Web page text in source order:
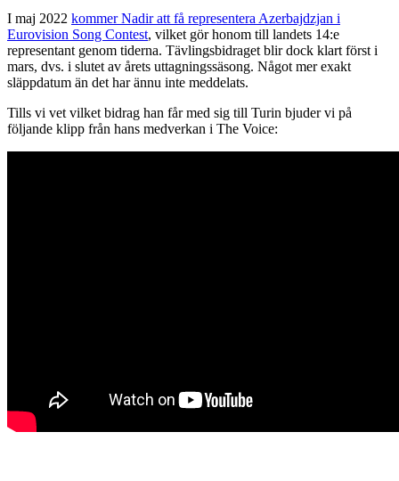
I maj 2022 kommer Nadir att få representera Azerbajdzjan i
Eurovision Song Contest, vilket gör honom till landets 14:e
representant genom tiderna. Tävlingsbidraget blir dock klart först i
mars, dvs. i slutet av årets uttagningssäsong. Något mer exakt
släppdatum än det har ännu inte meddelats.
Tills vi vet vilket bidrag han får med sig till Turin bjuder vi på
följande klipp från hans medverkan i The Voice: